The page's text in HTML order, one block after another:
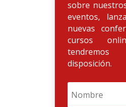
sobre
eventos,
nuevas
cursos
disposición.